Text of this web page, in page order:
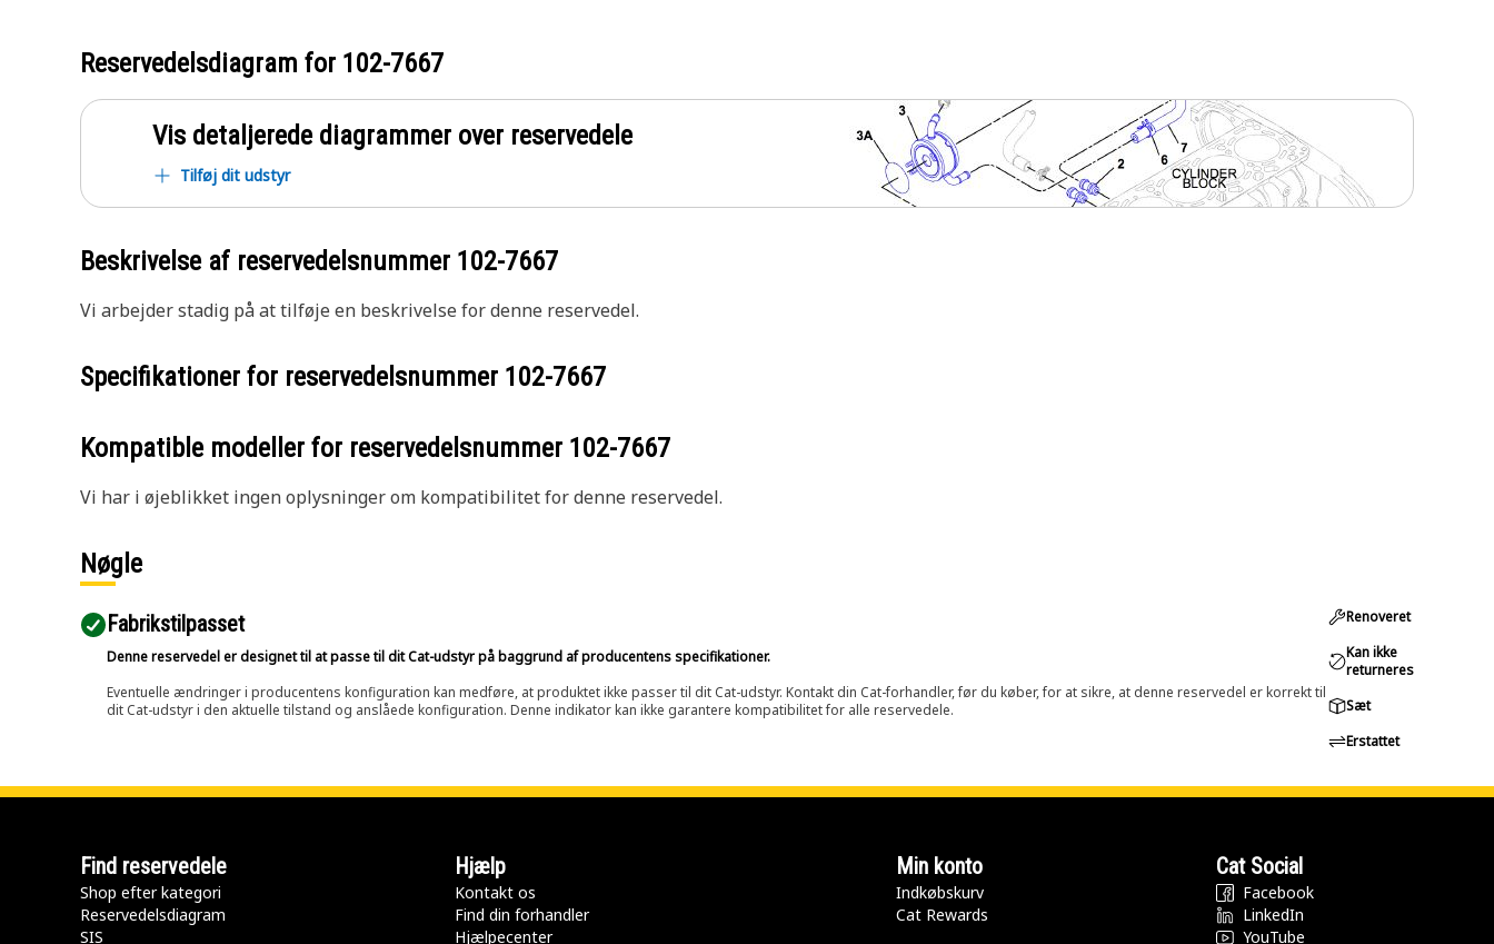
Reservedelsdiagram for 102-7667
Vis detaljerede diagrammer over reservedele
Tilføj dit udstyr
Beskrivelse af reservedelsnummer 102-7667
Vi arbejder stadig på at tilføje en beskrivelse for denne reservedel.
Specifikationer for reservedelsnummer 102-7667
Kompatible modeller for reservedelsnummer 102-7667
Vi har i øjeblikket ingen oplysninger om kompatibilitet for denne reservedel.
Nøgle
Fabrikstilpasset
Denne reservedel er designet til at passe til dit Cat-udstyr på baggrund af producentens specifikationer.
Eventuelle ændringer i producentens konfiguration kan medføre, at produktet ikke passer til dit Cat-udstyr. Kontakt din Cat-forhandler, før du køber, for at sikre, at denne reservedel er korrekt til
dit Cat-udstyr i den aktuelle tilstand og anslåede konfiguration. Denne indikator kan ikke garantere kompatibilitet for alle reservedele.
Renoveret
Kan ikke
returneres
Sæt
Erstattet
Find reservedele
Shop efter kategori
Reservedelsdiagram
SIS
Hjælp
Kontakt os
Find din forhandler
Hjælpecenter
Min konto
Indkøbskurv
Cat Rewards
Cat Social
Facebook
LinkedIn
YouTube